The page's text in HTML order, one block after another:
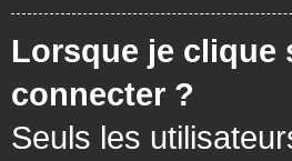
Lorsque je clique
connecter ?
Seuls les